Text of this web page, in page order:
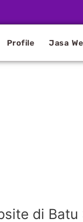
Profile Jasa
di Batu